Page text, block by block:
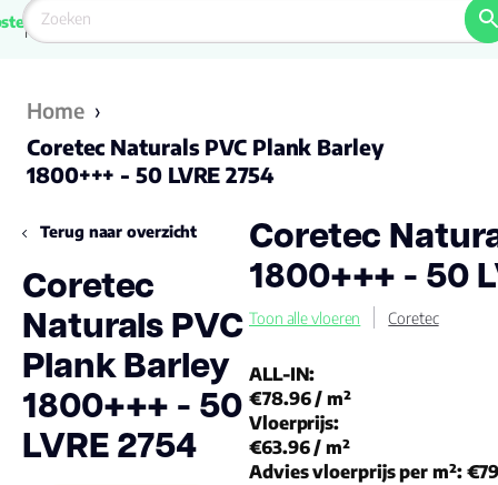
van
Nederland
9.6/10
Home ›
Coretec Naturals PVC Plank Barley
1800+++ - 50 LVRE 2754
Terug naar overzicht
Coretec
Naturals PVC
Plank Barley
1800+++ - 50
LVRE 2754
Coretec
1800+++ - 50
Toon alle vloeren Coretec
ALL-IN:
€78.96/ m²
Vloerprijs:
€63.96/ m²
Advies vloerprijs per m²: